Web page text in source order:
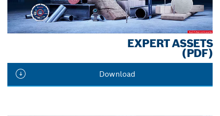
EXPERT ASSETS
(PDF)
Download